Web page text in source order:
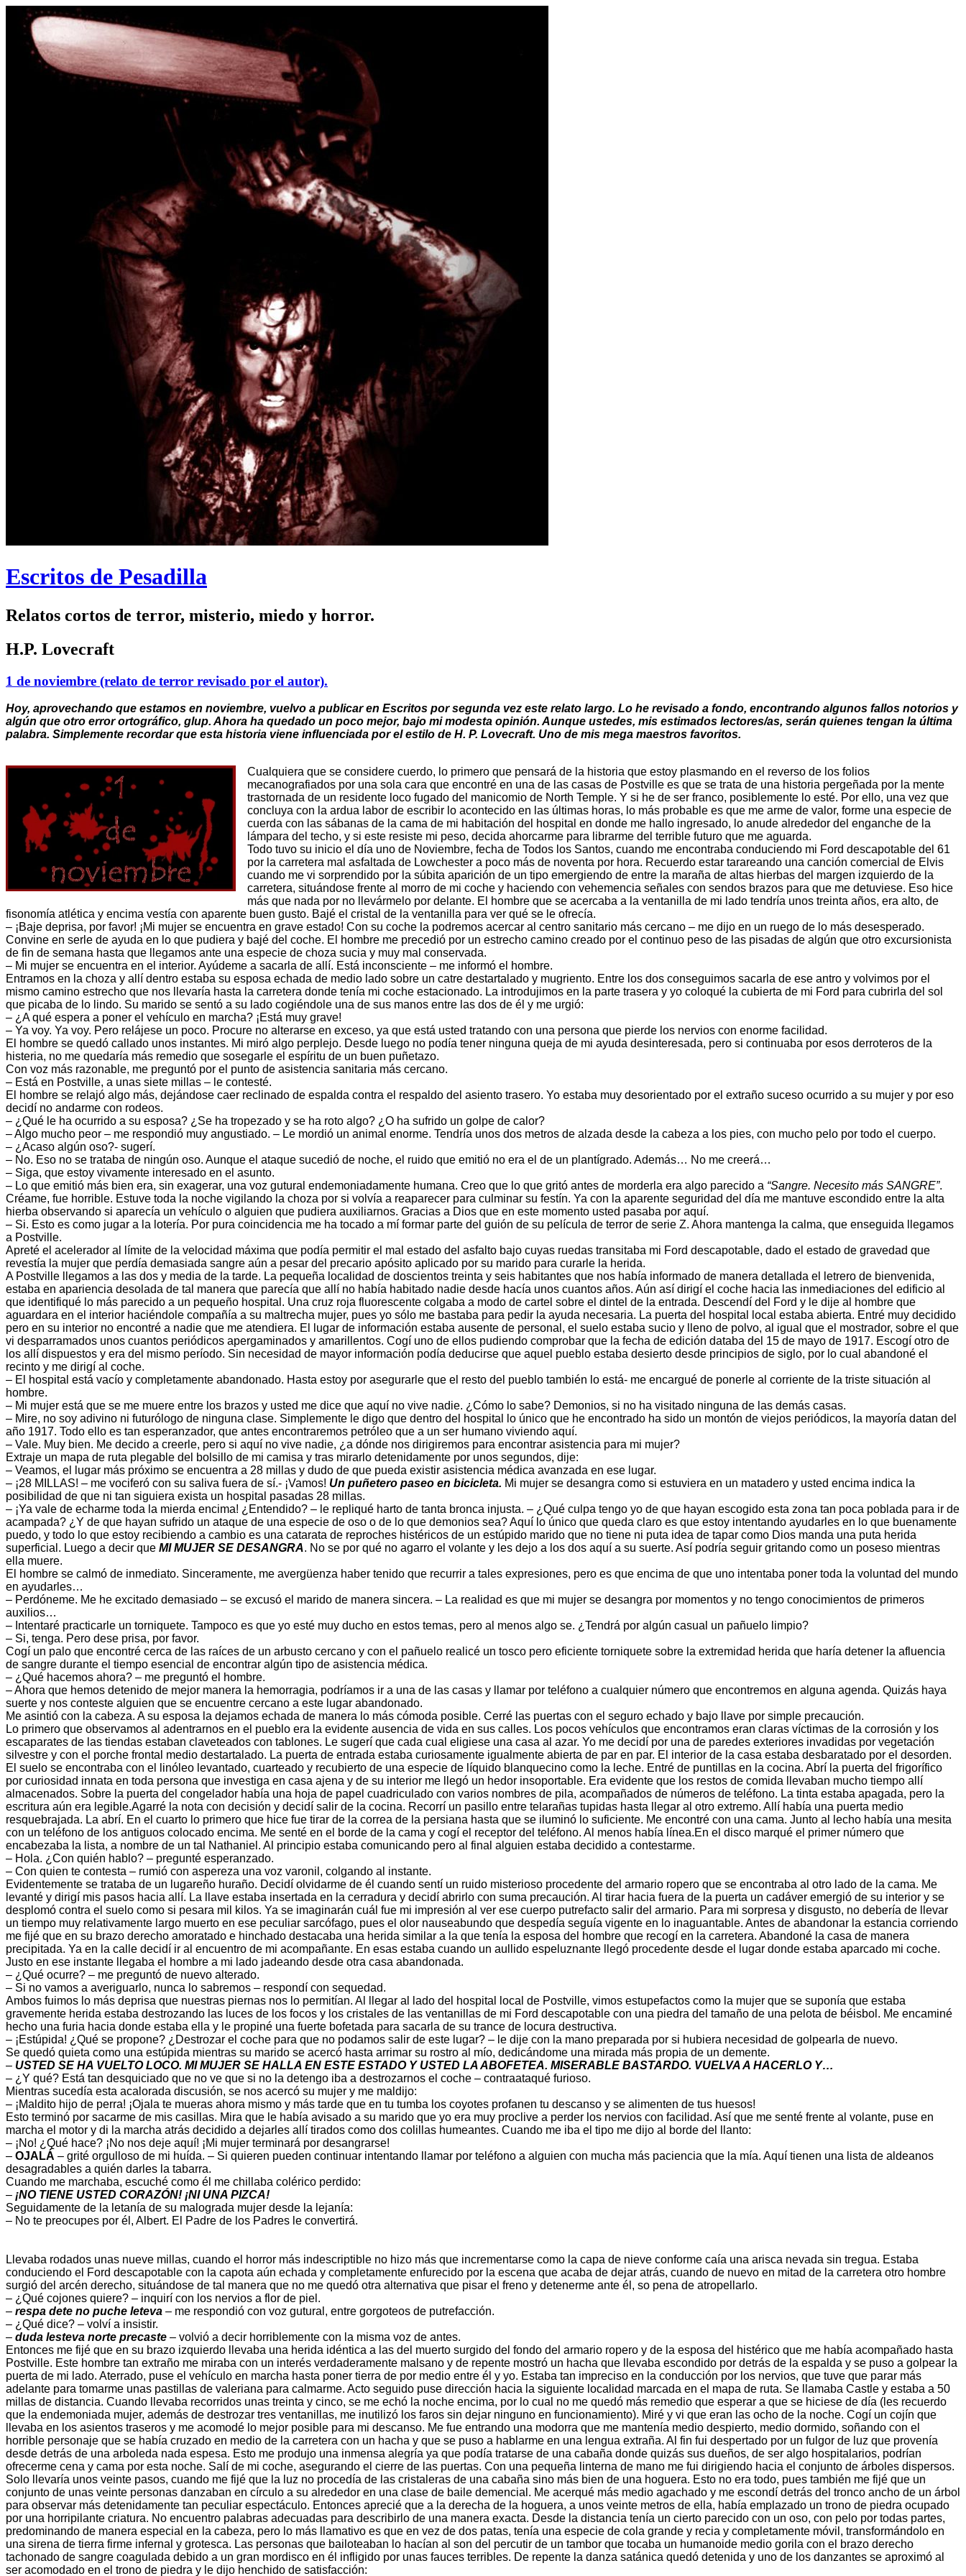
Escritos de Pesadilla
Relatos cortos de terror, misterio, miedo y horror.
H.P. Lovecraft
1 de noviembre (relato de terror revisado por el autor).
Hoy, aprovechando que estamos en noviembre, vuelvo a publicar en Escritos por segunda vez este relato largo. Lo he revisado a fondo, encontrando algunos fallos notorios y
algún que otro error ortográfico, glup. Ahora ha quedado un poco mejor, bajo mi modesta opinión. Aunque ustedes, mis estimados lectores/as, serán quienes tengan la última
palabra. Simplemente recordar que esta historia viene influenciada por el estilo de H. P. Lovecraft. Uno de mis mega maestros favoritos.
Cualquiera que se considere cuerdo, lo primero que pensará de la historia que estoy plasmando en el reverso de los folios
mecanografiados por una sola cara que encontré en una de las casas de Postville es que se trata de una historia pergeñada por la mente
trastornada de un residente loco fugado del manicomio de North Temple. Y si he de ser franco, posiblemente lo esté. Por ello, una vez que
concluya con la ardua labor de escribir lo acontecido en las últimas horas, lo más probable es que me arme de valor, forme una especie de
cuerda con las sábanas de la cama de mi habitación del hospital en donde me hallo ingresado, lo anude alrededor del enganche de la
lámpara del techo, y si este resiste mi peso, decida ahorcarme para librarme del terrible futuro que me aguarda.
Todo tuvo su inicio el día uno de Noviembre, fecha de Todos los Santos, cuando me encontraba conduciendo mi Ford descapotable del 61
por la carretera mal asfaltada de Lowchester a poco más de noventa por hora. Recuerdo estar tarareando una canción comercial de Elvis
cuando me vi sorprendido por la súbita aparición de un tipo emergiendo de entre la maraña de altas hierbas del margen izquierdo de la
carretera, situándose frente al morro de mi coche y haciendo con vehemencia señales con sendos brazos para que me detuviese. Eso hice
más que nada por no llevármelo por delante. El hombre que se acercaba a la ventanilla de mi lado tendría unos treinta años, era alto, de
fisonomía atlética y encima vestía con aparente buen gusto. Bajé el cristal de la ventanilla para ver qué se le ofrecía.
– ¡Baje deprisa, por favor! ¡Mi mujer se encuentra en grave estado! Con su coche la podremos acercar al centro sanitario más cercano – me dijo en un ruego de lo más desesperado.
Convine en serle de ayuda en lo que pudiera y bajé del coche. El hombre me precedió por un estrecho camino creado por el continuo peso de las pisadas de algún que otro excursionista
de fin de semana hasta que llegamos ante una especie de choza sucia y muy mal conservada.
– Mi mujer se encuentra en el interior. Ayúdeme a sacarla de allí. Está inconsciente – me informó el hombre.
Entramos en la choza y allí dentro estaba su esposa echada de medio lado sobre un catre destartalado y mugriento. Entre los dos conseguimos sacarla de ese antro y volvimos por el
mismo camino estrecho que nos llevaría hasta la carretera donde tenía mi coche estacionado. La introdujimos en la parte trasera y yo coloqué la cubierta de mi Ford para cubrirla del sol
que picaba de lo lindo. Su marido se sentó a su lado cogiéndole una de sus manos entre las dos de él y me urgió:
– ¿A qué espera a poner el vehículo en marcha? ¡Está muy grave!
– Ya voy. Ya voy. Pero relájese un poco. Procure no alterarse en exceso, ya que está usted tratando con una persona que pierde los nervios con enorme facilidad.
El hombre se quedó callado unos instantes. Mi miró algo perplejo. Desde luego no podía tener ninguna queja de mi ayuda desinteresada, pero si continuaba por esos derroteros de la
histeria, no me quedaría más remedio que sosegarle el espíritu de un buen puñetazo.
Con voz más razonable, me preguntó por el punto de asistencia sanitaria más cercano.
– Está en Postville, a unas siete millas – le contesté.
El hombre se relajó algo más, dejándose caer reclinado de espalda contra el respaldo del asiento trasero. Yo estaba muy desorientado por el extraño suceso ocurrido a su mujer y por eso
decidí no andarme con rodeos.
– ¿Qué le ha ocurrido a su esposa? ¿Se ha tropezado y se ha roto algo? ¿O ha sufrido un golpe de calor?
– Algo mucho peor – me respondió muy angustiado. – Le mordió un animal enorme. Tendría unos dos metros de alzada desde la cabeza a los pies, con mucho pelo por todo el cuerpo.
– ¿Acaso algún oso?- sugerí.
– No. Eso no se trataba de ningún oso. Aunque el ataque sucedió de noche, el ruido que emitió no era el de un plantígrado. Además… No me creerá…
– Siga, que estoy vivamente interesado en el asunto.
– Lo que emitió más bien era, sin exagerar, una voz gutural endemoniadamente humana. Creo que lo que gritó antes de morderla era algo parecido a “Sangre. Necesito más SANGRE”.
Créame, fue horrible. Estuve toda la noche vigilando la choza por si volvía a reaparecer para culminar su festín. Ya con la aparente seguridad del día me mantuve escondido entre la alta
hierba observando si aparecía un vehículo o alguien que pudiera auxiliarnos. Gracias a Dios que en este momento usted pasaba por aquí.
– Si. Esto es como jugar a la lotería. Por pura coincidencia me ha tocado a mí formar parte del guión de su película de terror de serie Z. Ahora mantenga la calma, que enseguida llegamos
a Postville.
Apreté el acelerador al límite de la velocidad máxima que podía permitir el mal estado del asfalto bajo cuyas ruedas transitaba mi Ford descapotable, dado el estado de gravedad que
revestía la mujer que perdía demasiada sangre aún a pesar del precario apósito aplicado por su marido para curarle la herida.
A Postville llegamos a las dos y media de la tarde. La pequeña localidad de doscientos treinta y seis habitantes que nos había informado de manera detallada el letrero de bienvenida,
estaba en apariencia desolada de tal manera que parecía que allí no había habitado nadie desde hacía unos cuantos años. Aún así dirigí el coche hacia las inmediaciones del edificio al
que identifiqué lo más parecido a un pequeño hospital. Una cruz roja fluorescente colgaba a modo de cartel sobre el dintel de la entrada. Descendí del Ford y le dije al hombre que
aguardara en el interior haciéndole compañía a su maltrecha mujer, pues yo sólo me bastaba para pedir la ayuda necesaria. La puerta del hospital local estaba abierta. Entré muy decidido
pero en su interior no encontré a nadie que me atendiera. El lugar de información estaba ausente de personal, el suelo estaba sucio y lleno de polvo, al igual que el mostrador, sobre el que
vi desparramados unos cuantos periódicos apergaminados y amarillentos. Cogí uno de ellos pudiendo comprobar que la fecha de edición databa del 15 de mayo de 1917. Escogí otro de
los allí dispuestos y era del mismo período. Sin necesidad de mayor información podía deducirse que aquel pueblo estaba desierto desde principios de siglo, por lo cual abandoné el
recinto y me dirigí al coche.
– El hospital está vacío y completamente abandonado. Hasta estoy por asegurarle que el resto del pueblo también lo está- me encargué de ponerle al corriente de la triste situación al
hombre.
– Mi mujer está que se me muere entre los brazos y usted me dice que aquí no vive nadie. ¿Cómo lo sabe? Demonios, si no ha visitado ninguna de las demás casas.
– Mire, no soy adivino ni futurólogo de ninguna clase. Simplemente le digo que dentro del hospital lo único que he encontrado ha sido un montón de viejos periódicos, la mayoría datan del
año 1917. Todo ello es tan esperanzador, que antes encontraremos petróleo que a un ser humano viviendo aquí.
– Vale. Muy bien. Me decido a creerle, pero si aquí no vive nadie, ¿a dónde nos dirigiremos para encontrar asistencia para mi mujer?
Extraje un mapa de ruta plegable del bolsillo de mi camisa y tras mirarlo detenidamente por unos segundos, dije:
– Veamos, el lugar más próximo se encuentra a 28 millas y dudo de que pueda existir asistencia médica avanzada en ese lugar.
– ¡28 MILLAS! – me vociferó con su saliva fuera de sí.- ¡Vamos! Un puñetero paseo en bicicleta. Mi mujer se desangra como si estuviera en un matadero y usted encima indica la
posibilidad de que ni tan siguiera exista un hospital pasadas 28 millas.
– ¡Ya vale de echarme toda la mierda encima! ¿Entendido? – le repliqué harto de tanta bronca injusta. – ¿Qué culpa tengo yo de que hayan escogido esta zona tan poca poblada para ir de
acampada? ¿Y de que hayan sufrido un ataque de una especie de oso o de lo que demonios sea? Aquí lo único que queda claro es que estoy intentando ayudarles en lo que buenamente
puedo, y todo lo que estoy recibiendo a cambio es una catarata de reproches histéricos de un estúpido marido que no tiene ni puta idea de tapar como Dios manda una puta herida
superficial. Luego a decir que MI MUJER SE DESANGRA. No se por qué no agarro el volante y les dejo a los dos aquí a su suerte. Así podría seguir gritando como un poseso mientras
ella muere.
El hombre se calmó de inmediato. Sinceramente, me avergüenza haber tenido que recurrir a tales expresiones, pero es que encima de que uno intentaba poner toda la voluntad del mundo
en ayudarles…
– Perdóneme. Me he excitado demasiado – se excusó el marido de manera sincera. – La realidad es que mi mujer se desangra por momentos y no tengo conocimientos de primeros
auxilios…
– Intentaré practicarle un torniquete. Tampoco es que yo esté muy ducho en estos temas, pero al menos algo se. ¿Tendrá por algún casual un pañuelo limpio?
– Si, tenga. Pero dese prisa, por favor.
Cogí un palo que encontré cerca de las raíces de un arbusto cercano y con el pañuelo realicé un tosco pero eficiente torniquete sobre la extremidad herida que haría detener la afluencia
de sangre durante el tiempo esencial de encontrar algún tipo de asistencia médica.
– ¿Qué hacemos ahora? – me preguntó el hombre.
– Ahora que hemos detenido de mejor manera la hemorragia, podríamos ir a una de las casas y llamar por teléfono a cualquier número que encontremos en alguna agenda. Quizás haya
suerte y nos conteste alguien que se encuentre cercano a este lugar abandonado.
Me asintió con la cabeza. A su esposa la dejamos echada de manera lo más cómoda posible. Cerré las puertas con el seguro echado y bajo llave por simple precaución.
Lo primero que observamos al adentrarnos en el pueblo era la evidente ausencia de vida en sus calles. Los pocos vehículos que encontramos eran claras víctimas de la corrosión y los
escaparates de las tiendas estaban claveteados con tablones. Le sugerí que cada cual eligiese una casa al azar. Yo me decidí por una de paredes exteriores invadidas por vegetación
silvestre y con el porche frontal medio destartalado. La puerta de entrada estaba curiosamente igualmente abierta de par en par. El interior de la casa estaba desbaratado por el desorden.
El suelo se encontraba con el linóleo levantado, cuarteado y recubierto de una especie de líquido blanquecino como la leche. Entré de puntillas en la cocina. Abrí la puerta del frigorífico
por curiosidad innata en toda persona que investiga en casa ajena y de su interior me llegó un hedor insoportable. Era evidente que los restos de comida llevaban mucho tiempo allí
almacenados. Sobre la puerta del congelador había una hoja de papel cuadriculado con varios nombres de pila, acompañados de números de teléfono. La tinta estaba apagada, pero la
escritura aún era legible.Agarré la nota con decisión y decidí salir de la cocina. Recorrí un pasillo entre telarañas tupidas hasta llegar al otro extremo. Allí había una puerta medio
resquebrajada. La abrí. En el cuarto lo primero que hice fue tirar de la correa de la persiana hasta que se iluminó lo suficiente. Me encontré con una cama. Junto al lecho había una mesita
con un teléfono de los antiguos colocado encima. Me senté en el borde de la cama y cogí el receptor del teléfono. Al menos había línea.En el disco marqué el primer número que
encabezaba la lista, a nombre de un tal Nathaniel. Al principio estaba comunicando pero al final alguien estaba decidido a contestarme.
– Hola. ¿Con quién hablo? – pregunté esperanzado.
– Con quien te contesta – rumió con aspereza una voz varonil, colgando al instante.
Evidentemente se trataba de un lugareño huraño. Decidí olvidarme de él cuando sentí un ruido misterioso procedente del armario ropero que se encontraba al otro lado de la cama. Me
levanté y dirigí mis pasos hacia allí. La llave estaba insertada en la cerradura y decidí abrirlo con suma precaución. Al tirar hacia fuera de la puerta un cadáver emergió de su interior y se
desplomó contra el suelo como si pesara mil kilos. Ya se imaginarán cuál fue mi impresión al ver ese cuerpo putrefacto salir del armario. Para mi sorpresa y disgusto, no debería de llevar
un tiempo muy relativamente largo muerto en ese peculiar sarcófago, pues el olor nauseabundo que despedía seguía vigente en lo inaguantable. Antes de abandonar la estancia corriendo
me fijé que en su brazo derecho amoratado e hinchado destacaba una herida similar a la que tenía la esposa del hombre que recogí en la carretera. Abandoné la casa de manera
precipitada. Ya en la calle decidí ir al encuentro de mi acompañante. En esas estaba cuando un aullido espeluznante llegó procedente desde el lugar donde estaba aparcado mi coche.
Justo en ese instante llegaba el hombre a mi lado jadeando desde otra casa abandonada.
– ¿Qué ocurre? – me preguntó de nuevo alterado.
– Si no vamos a averiguarlo, nunca lo sabremos – respondí con sequedad.
Ambos fuimos lo más deprisa que nuestras piernas nos lo permitían. Al llegar al lado del hospital local de Postville, vimos estupefactos como la mujer que se suponía que estaba
gravemente herida estaba destrozando las luces de los focos y los cristales de las ventanillas de mi Ford descapotable con una piedra del tamaño de una pelota de béisbol. Me encaminé
hecho una furia hacia donde estaba ella y le propiné una fuerte bofetada para sacarla de su trance de locura destructiva.
– ¡Estúpida! ¿Qué se propone? ¿Destrozar el coche para que no podamos salir de este lugar? – le dije con la mano preparada por si hubiera necesidad de golpearla de nuevo.
Se quedó quieta como una estúpida mientras su marido se acercó hasta arrimar su rostro al mío, dedicándome una mirada más propia de un demente.
– USTED SE HA VUELTO LOCO. MI MUJER SE HALLA EN ESTE ESTADO Y USTED LA ABOFETEA. MISERABLE BASTARDO. VUELVA A HACERLO Y…
– ¿Y qué? Está tan desquiciado que no ve que si no la detengo iba a destrozarnos el coche – contraataqué furioso.
Mientras sucedía esta acalorada discusión, se nos acercó su mujer y me maldijo:
– ¡Maldito hijo de perra! ¡Ojala te mueras ahora mismo y más tarde que en tu tumba los coyotes profanen tu descanso y se alimenten de tus huesos!
Esto terminó por sacarme de mis casillas. Mira que le había avisado a su marido que yo era muy proclive a perder los nervios con facilidad. Así que me senté frente al volante, puse en
marcha el motor y di la marcha atrás decidido a dejarles allí tirados como dos colillas humeantes. Cuando me iba el tipo me dijo al borde del llanto:
– ¡No! ¿Qué hace? ¡No nos deje aquí! ¡Mi mujer terminará por desangrarse!
– OJALÁ – grité orgulloso de mi huída. – Si quieren pueden continuar intentando llamar por teléfono a alguien con mucha más paciencia que la mía. Aquí tienen una lista de aldeanos
desagradables a quién darles la tabarra.
Cuando me marchaba, escuché como él me chillaba colérico perdido:
– ¡NO TIENE USTED CORAZÓN! ¡NI UNA PIZCA!
Seguidamente de la letanía de su malograda mujer desde la lejanía:
– No te preocupes por él, Albert. El Padre de los Padres le convertirá.
Llevaba rodados unas nueve millas, cuando el horror más indescriptible no hizo más que incrementarse como la capa de nieve conforme caía una arisca nevada sin tregua. Estaba
conduciendo el Ford descapotable con la capota aún echada y completamente enfurecido por la escena que acaba de dejar atrás, cuando de nuevo en mitad de la carretera otro hombre
surgió del arcén derecho, situándose de tal manera que no me quedó otra alternativa que pisar el freno y detenerme ante él, so pena de atropellarlo.
– ¿Qué cojones quiere? – inquirí con los nervios a flor de piel.
– respa dete no puche leteva – me respondió con voz gutural, entre gorgoteos de putrefacción.
– ¿Qué dice? – volví a insistir.
– duda lesteva norte precaste – volvió a decir horriblemente con la misma voz de antes.
Entonces me fijé que en su brazo izquierdo llevaba una herida idéntica a las del muerto surgido del fondo del armario ropero y de la esposa del histérico que me había acompañado hasta
Postville. Este hombre tan extraño me miraba con un interés verdaderamente malsano y de repente mostró un hacha que llevaba escondido por detrás de la espalda y se puso a golpear la
puerta de mi lado. Aterrado, puse el vehículo en marcha hasta poner tierra de por medio entre él y yo. Estaba tan impreciso en la conducción por los nervios, que tuve que parar más
adelante para tomarme unas pastillas de valeriana para calmarme. Acto seguido puse dirección hacia la siguiente localidad marcada en el mapa de ruta. Se llamaba Castle y estaba a 50
millas de distancia. Cuando llevaba recorridos unas treinta y cinco, se me echó la noche encima, por lo cual no me quedó más remedio que esperar a que se hiciese de día (les recuerdo
que la endemoniada mujer, además de destrozar tres ventanillas, me inutilizó los faros sin dejar ninguno en funcionamiento). Miré y vi que eran las ocho de la noche. Cogí un cojín que
llevaba en los asientos traseros y me acomodé lo mejor posible para mi descanso. Me fue entrando una modorra que me mantenía medio despierto, medio dormido, soñando con el
horrible personaje que se había cruzado en medio de la carretera con un hacha y que se puso a hablarme en una lengua extraña. Al fin fui despertado por un fulgor de luz que provenía
desde detrás de una arboleda nada espesa. Esto me produjo una inmensa alegría ya que podía tratarse de una cabaña donde quizás sus dueños, de ser algo hospitalarios, podrían
ofrecerme cena y cama por esta noche. Salí de mi coche, asegurando el cierre de las puertas. Con una pequeña linterna de mano me fui dirigiendo hacia el conjunto de árboles dispersos.
Solo llevaría unos veinte pasos, cuando me fijé que la luz no procedía de las cristaleras de una cabaña sino más bien de una hoguera. Esto no era todo, pues también me fijé que un
conjunto de unas veinte personas danzaban en círculo a su alrededor en una clase de baile demencial. Me acerqué más medio agachado y me escondí detrás del tronco ancho de un árbol
para observar más detenidamente tan peculiar espectáculo. Entonces aprecié que a la derecha de la hoguera, a unos veinte metros de ella, había emplazado un trono de piedra ocupado
por una horripilante criatura. No encuentro palabras adecuadas para describirlo de una manera exacta. Desde la distancia tenía un cierto parecido con un oso, con pelo por todas partes,
predominando de manera especial en la cabeza, pero lo más llamativo es que en vez de dos patas, tenía una especie de cola grande y recia y completamente móvil, transformándolo en
una sirena de tierra firme infernal y grotesca. Las personas que bailoteaban lo hacían al son del percutir de un tambor que tocaba un humanoide medio gorila con el brazo derecho
tachonado de sangre coagulada debido a un gran mordisco en él infligido por unas fauces terribles. De repente la danza satánica quedó detenida y uno de los danzantes se aproximó al
ser acomodado en el trono de piedra y le dijo henchido de satisfacción: